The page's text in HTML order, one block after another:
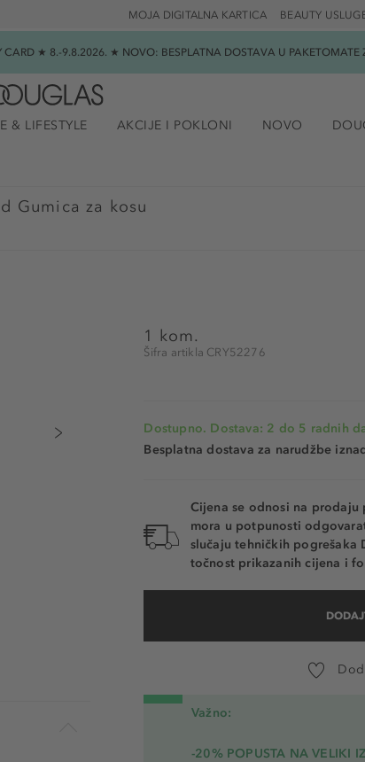
BEAUTY
MOJA DIGITALNA KARTICA
★ 8.-9.8.2026. ★ NOVO: BESPLATNA DOSTAVA U PAKETOMATE
& LIFESTYLE AKCIJE I POKLONI NOVO
Gumica za kosu
1 kom.
Šifra artikla CRY52276
Dostupno. Dostava: 2 do 5 radnih
Besplatna dostava za narudžbe
Cijena se odnosi na
mora u potpunosti
slučaju tehničkih pogrešaka
točnost prikazanih cijena i
Važno:
-20% POPUSTA NA VELIKI